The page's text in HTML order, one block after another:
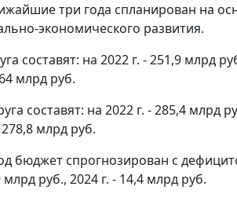
три года спланирован на
экономического развития.
составят: на 2022 г. - 251,9 млрд
млрд руб.
составят: на 2022 г. - 285,4 млрд
млрд руб.
бюджет спрогнозирован с
руб., 2024 г. - 14,4 млрд руб.